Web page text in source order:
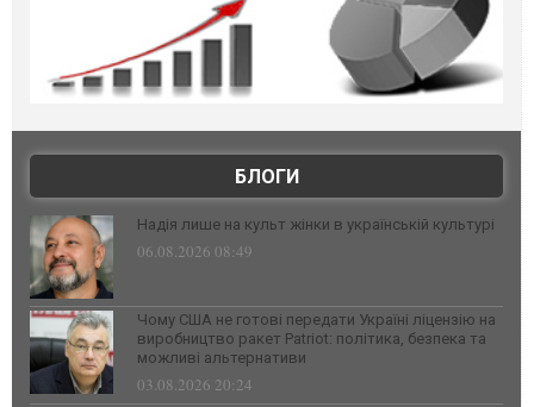
БЛОГИ
Надія лише на культ жінки в українській культурі
06.08.2026 08:49
Чому США не готові передати Україні ліцензію на
виробництво ракет Patriot: політика, безпека та
можливі альтернативи
03.08.2026 20:24